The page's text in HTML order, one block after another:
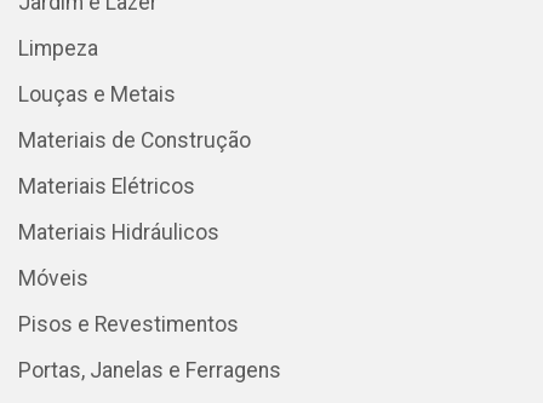
Limpeza
Louças e Metais
Materiais de Construção
Materiais Elétricos
Materiais Hidráulicos
Móveis
Pisos e Revestimentos
Portas, Janelas e Ferragens